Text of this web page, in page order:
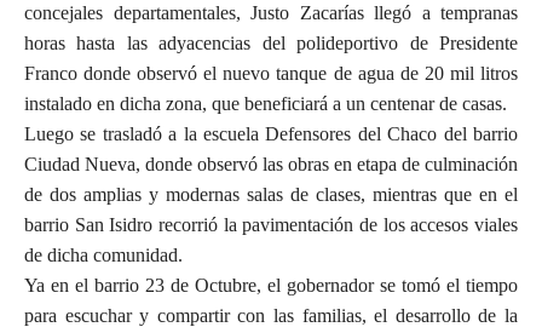
concejales departamentales, Justo Zacarías llegó a tempranas
horas hasta las adyacencias del polideportivo de Presidente
Franco donde observó el nuevo tanque de agua de 20 mil litros
instalado en dicha zona, que beneficiará a un centenar de casas.
Luego se trasladó a la escuela Defensores del Chaco del barrio
Ciudad Nueva, donde observó las obras en etapa de culminación
de dos amplias y modernas salas de clases, mientras que en el
barrio San Isidro recorrió la pavimentación de los accesos viales
de dicha comunidad.
Ya en el barrio 23 de Octubre, el gobernador se tomó el tiempo
para escuchar y compartir con las familias, el desarrollo de la